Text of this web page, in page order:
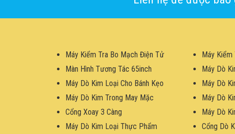
Máy Kiểm Tra Bo Mạch Điện Tử Máy
Màn Hình Tương Tác 65inch
Máy Dò
Máy Dò Kim Loại Cho Bánh Kẹo
Máy Dò
Máy Dò Kim Trong May Mặc
Máy Dò
Cổng Xoay 3 Càng
Máy Dò
Máy Dò Kim Loại Thực Phẩm
Cổng Dò